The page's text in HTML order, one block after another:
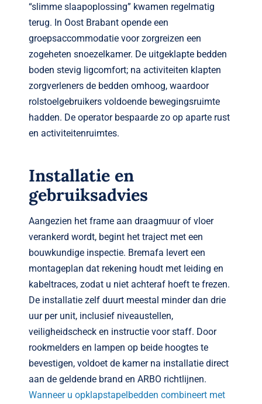
“slimme slaapoplossing” kwamen regelmatig
terug. In Oost Brabant opende een
groepsaccommodatie voor zorgreizen een
zogeheten snoezel­kamer. De uitgeklapte bedden
boden stevig ligcomfort; na activiteiten klapten
zorg­verleners de bedden omhoog, waardoor
rolstoel­gebruikers voldoende beweging­sruimte
hadden. De operator bespaarde zo op aparte rust
en activiteiten­ruimtes.
Installatie en
gebruiksadvies
Aangezien het frame aan draag­muur of vloer
verankerd wordt, begint het traject met een
bouwkundige inspectie. Bremafa levert een
montageplan dat rekening houdt met leiding en
kabeltraces, zodat u niet achteraf hoeft te frezen.
De installatie zelf duurt meestal minder dan drie
uur per unit, inclusief niveau­stellen,
veiligheidscheck en instructie voor staff. Door
rookmelders en lampen op beide hoogtes te
bevestigen, voldoet de kamer na installatie direct
aan de geldende brand en ARBO richtlijnen.
Wanneer u opklapstapelbedden combineert met